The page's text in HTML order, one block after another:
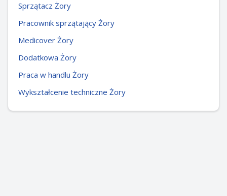
Sprzątacz Żory
Pracownik sprzątający Żory
Medicover Żory
Dodatkowa Żory
Praca w handlu Żory
Wykształcenie techniczne Żory